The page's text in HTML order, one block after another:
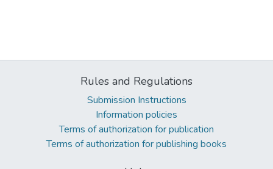
Rules and Regulations
Submission Instructions
Information policies
Terms of authorization for publication
Terms of authorization for publishing books